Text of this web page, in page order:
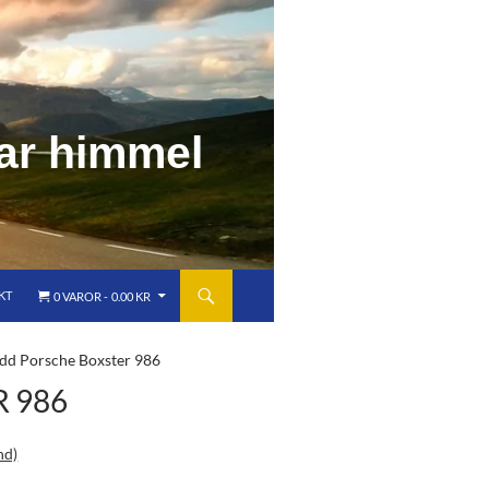
r himmel
0 VAROR 0.00 KR
Porsche Boxster 986
986